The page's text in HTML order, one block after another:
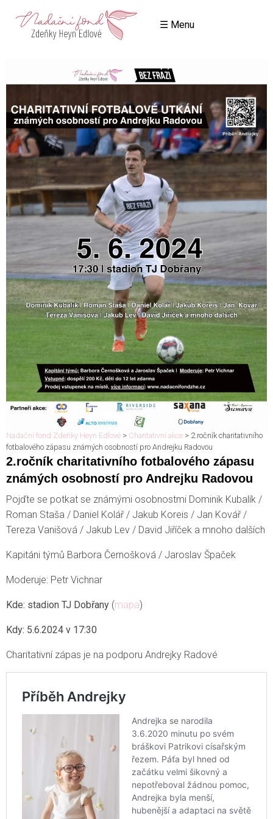
☰ Menu
Nadační fond Zdeňky Heyn Edlové > Charitativní akce > 2.ročník charitativního
fotbalového zápasu známých osobností pro Andrejku Radovou
2.ročník charitativního fotbalového zápasu
známých osobností pro Andrejku Radovou
Pojďte se potkat se známými osobnostmi Dominik Kubalík /
Roman Staša / Daniel Kolář / Jakub Koreis / Jan Kovář /
Tereza Vanišová / Jakub Lev / David Jiříček a mnoho dalších
Kapitáni týmů Barbora Černošková / Jaroslav Špaček
Moderuje: Petr Vichnar
Kde: stadion TJ Dobřany (mapa)
Kdy: 5.6.2024 v 17:30
Charitativní zápas je na podporu Andrejky Radové